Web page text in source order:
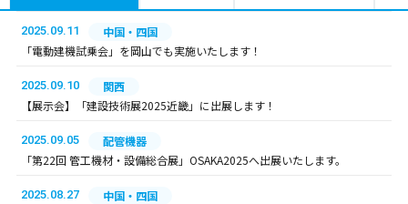
2025.09.11
中国・四国
「電動建機試乗会」を岡山でも実施いたします！
2025.09.10
関西
【展示会】「建設技術展2025近畿」に出展します！
2025.09.05
配管機器
「第22回 管工機材・設備総合展」OSAKA2025へ出展いたします。
2025.08.27
中国・四国